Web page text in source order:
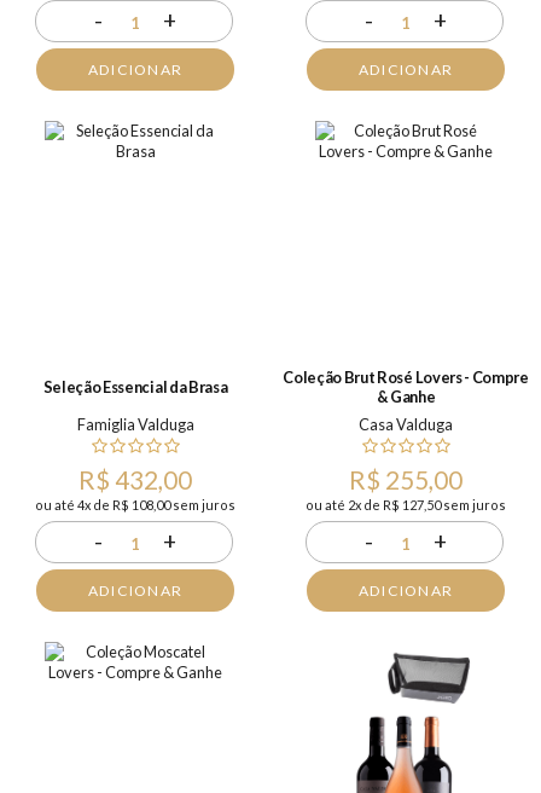
- 1 +
ADICIONAR
- 1 +
ADICIONAR
Seleção Essencial da Brasa
Famiglia Valduga
R$ 432,00
ou até 4x de R$ 108,00 sem juros
- 1 +
ADICIONAR
Coleção Brut Rosé Lovers - Compre
& Ganhe
Casa Valduga
R$ 255,00
ou até 2x de R$ 127,50 sem juros
- 1 +
ADICIONAR